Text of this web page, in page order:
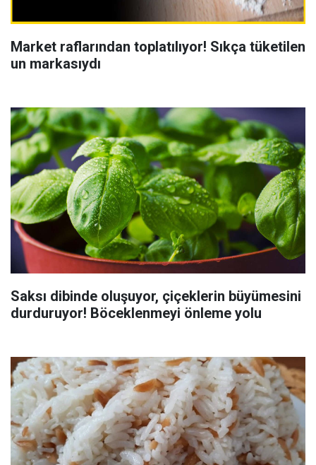
Market raflarından toplatılıyor! Sıkça tüketilen
un markasıydı
Saksı dibinde oluşuyor, çiçeklerin büyümesini
durduruyor! Böceklenmeyi önleme yolu